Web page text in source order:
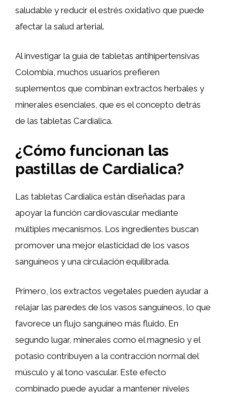
saludable y reducir el estrés oxidativo que puede
afectar la salud arterial.
Al investigar la guía de tabletas antihipertensivas
Colombia, muchos usuarios prefieren
suplementos que combinan extractos herbales y
minerales esenciales, que es el concepto detrás
de las tabletas Cardialica.
¿Cómo funcionan las
pastillas de Cardialica?
Las tabletas Cardialica están diseñadas para
apoyar la función cardiovascular mediante
múltiples mecanismos. Los ingredientes buscan
promover una mejor elasticidad de los vasos
sanguíneos y una circulación equilibrada.
Primero, los extractos vegetales pueden ayudar a
relajar las paredes de los vasos sanguíneos, lo que
favorece un flujo sanguíneo más fluido. En
segundo lugar, minerales como el magnesio y el
potasio contribuyen a la contracción normal del
músculo y al tono vascular. Este efecto
combinado puede ayudar a mantener niveles